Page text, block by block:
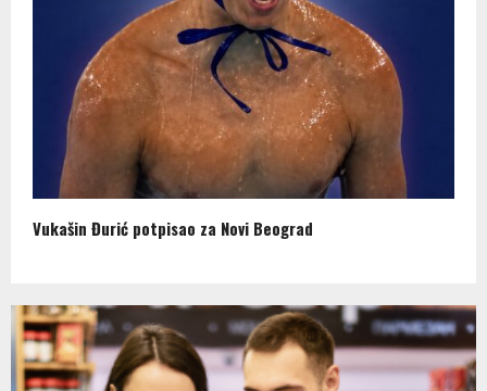
Vukašin Đurić potpisao za Novi Beograd